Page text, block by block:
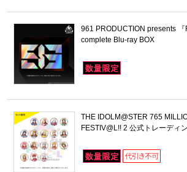
961 PRODUCTION presents
complete Blu-ray BOX
THE IDOLM@STER 765
FESTIV@L!! 2 公式トレーディ